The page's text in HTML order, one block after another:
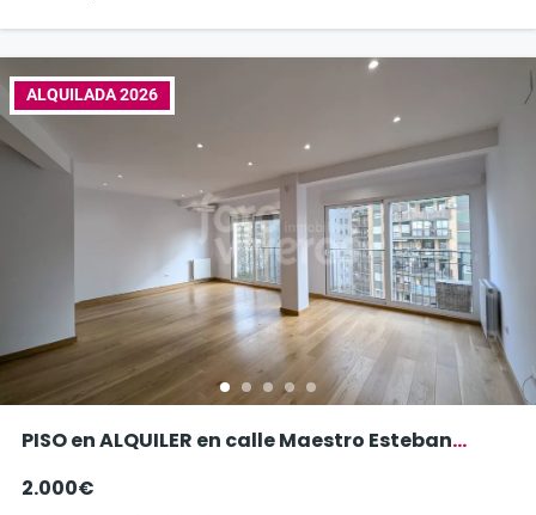
ALQUILADA 2026
PISO en ALQUILER en calle Maestro Esteban
2.000€